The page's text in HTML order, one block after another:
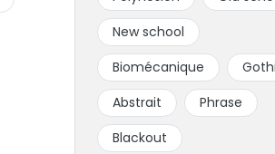
New school
Biomécanique
Abstrait
Phrase
Blackout